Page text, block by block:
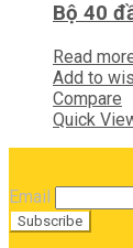
Bộ 40
Read
Add to
Compare
Quick
Email